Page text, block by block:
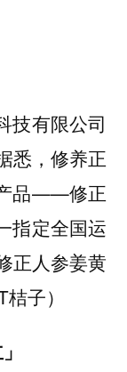
技有限公司
悉，修养正
品——修正
指定全国运
正人参姜黄
子）